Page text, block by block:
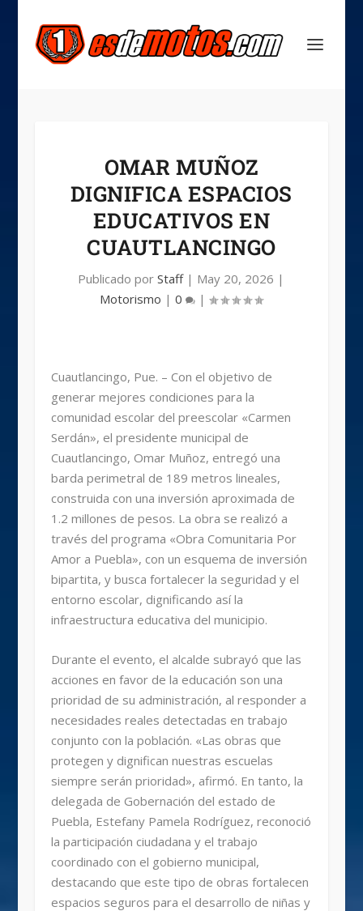
OMAR MUÑOZ
DIGNIFICA ESPACIOS
EDUCATIVOS EN
CUAUTLANCINGO
Publicado porStaff| May 20, 2026 |
Motorismo |0 |
Cuautlancingo, Pue. – Con el objetivo de
generar mejores condiciones para la
comunidad escolar del preescolar «Carmen
Serdán», el presidente municipal de
Cuautlancingo, Omar Muñoz, entregó una
barda perimetral de 189 metros lineales,
construida con una inversión aproximada de
1.2 millones de pesos. La obra se realizó a
través del programa «Obra Comunitaria Por
Amor a Puebla», con un esquema de inversión
bipartita, y busca fortalecer la seguridad y el
entorno escolar, dignificando así la
infraestructura educativa del municipio.
Durante el evento, el alcalde subrayó que las
acciones en favor de la educación son una
prioridad de su administración, al responder a
necesidades reales detectadas en trabajo
conjunto con la población. «Las obras que
protegen y dignifican nuestras escuelas
siempre serán prioridad», afirmó. En tanto, la
delegada de Gobernación del estado de
Puebla, Estefany Pamela Rodríguez, reconoció
la participación ciudadana y el trabajo
coordinado con el gobierno municipal,
destacando que este tipo de obras fortalecen
espacios seguros para el desarrollo de niñas y